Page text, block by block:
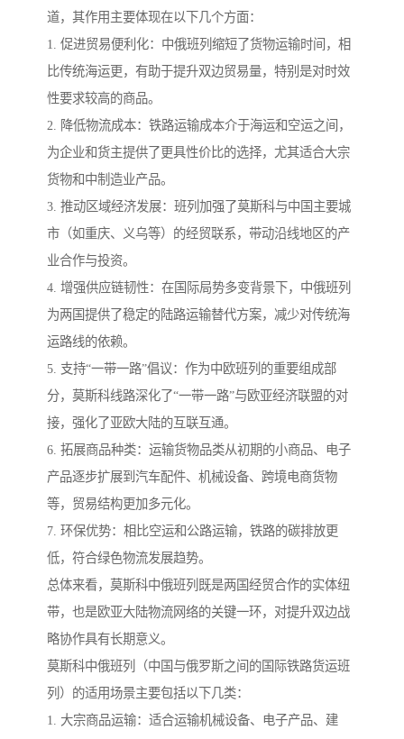
道，其作用主要体现在以下几个方面：
1. 促进贸易便利化：中俄班列缩短了货物运输时间，相
比传统海运更，有助于提升双边贸易量，特别是对时效
性要求较高的商品。
2. 降低物流成本：铁路运输成本介于海运和空运之间，
为企业和货主提供了更具性价比的选择，尤其适合大宗
货物和中制造业产品。
3. 推动区域经济发展：班列加强了莫斯科与中国主要城
市（如重庆、义乌等）的经贸联系，带动沿线地区的产
业合作与投资。
4. 增强供应链韧性：在国际局势多变背景下，中俄班列
为两国提供了稳定的陆路运输替代方案，减少对传统海
运路线的依赖。
5. 支持“一带一路”倡议：作为中欧班列的重要组成部
分，莫斯科线路深化了“一带一路”与欧亚经济联盟的对
接，强化了亚欧大陆的互联互通。
6. 拓展商品种类：运输货物品类从初期的小商品、电子
产品逐步扩展到汽车配件、机械设备、跨境电商货物
等，贸易结构更加多元化。
7. 环保优势：相比空运和公路运输，铁路的碳排放更
低，符合绿色物流发展趋势。
总体来看，莫斯科中俄班列既是两国经贸合作的实体纽
带，也是欧亚大陆物流网络的关键一环，对提升双边战
略协作具有长期意义。
莫斯科中俄班列（中国与俄罗斯之间的国际铁路货运班
列）的适用场景主要包括以下几类：
1. 大宗商品运输：适合运输机械设备、电子产品、建